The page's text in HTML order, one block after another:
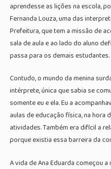
aprendesse as lições na escola,
Fernanda Louza, uma das
Prefeitura, que tem a missão de
sala de aula e ao lado do aluno
passa para os demais estudantes.
Contudo, o mundo da menina
intérprete, única que sabia se
somente eu e ela. Eu a
aulas de educação física, na hora
atividades. Também era difícil a
porque existia essa barreira da
A vida de Ana Eduarda começou